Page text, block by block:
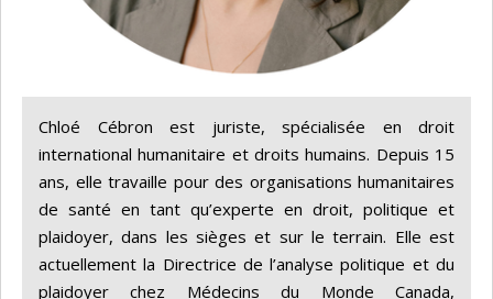
Chloé Cébron est juriste, spécialisée en droit
international humanitaire et droits humains. Depuis 15
ans, elle travaille pour des organisations humanitaires
de santé en tant qu’experte en droit, politique et
plaidoyer, dans les sièges et sur le terrain. Elle est
actuellement la Directrice de l’analyse politique et du
plaidoyer chez Médecins du Monde Canada,